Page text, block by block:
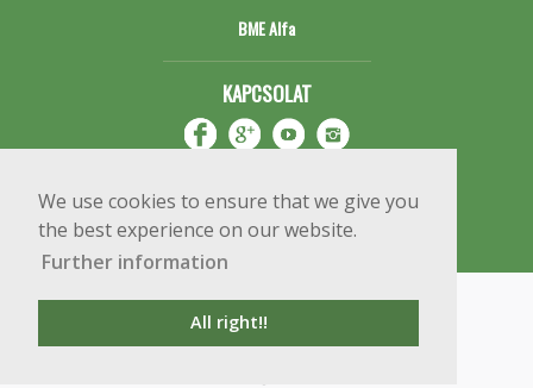
We use cookies to ensure that we give you
the best experience on our website.
Further information
All right!!
BME Alfa
KAPCSOLAT
Copyright © 2020 BME Építőmérnöki Kar
1111 Budapest, Műegyetem rkp. 3.